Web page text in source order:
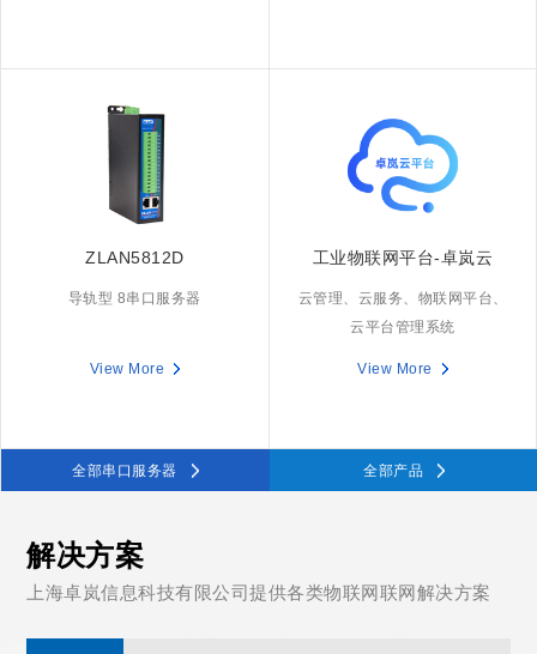
ZLAN5812D
导轨型 8串口服务器
View More
工业物联网平台-卓岚云
云管理、云服务、物联网平台、
云平台管理系统
View More
全部串口服务器 全部产品
解决方案
上海卓岚信息科技有限公司提供各类物联网联网解决方案